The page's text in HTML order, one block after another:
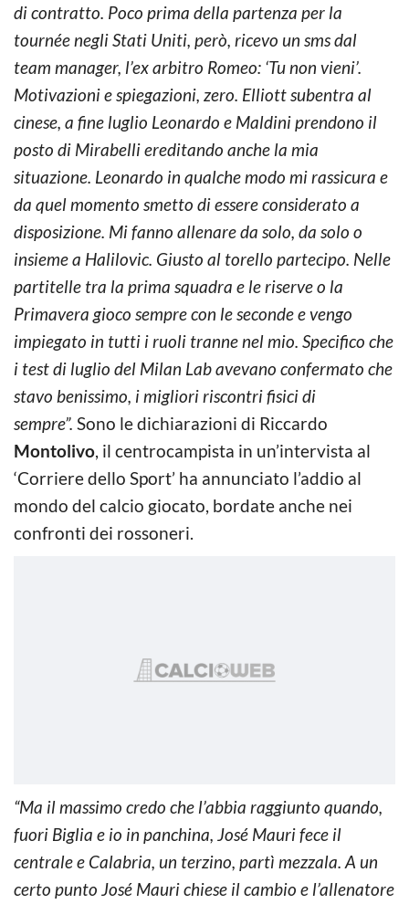
di contratto. Poco prima della partenza per la
tournée negli Stati Uniti, però, ricevo un sms dal
team manager, l’ex arbitro Romeo: ‘Tu non vieni’.
Motivazioni e spiegazioni, zero. Elliott subentra al
cinese, a fine luglio Leonardo e Maldini prendono il
posto di Mirabelli ereditando anche la mia
situazione. Leonardo in qualche modo mi rassicura e
da quel momento smetto di essere considerato a
disposizione. Mi fanno allenare da solo, da solo o
insieme a Halilovic. Giusto al torello partecipo. Nelle
partitelle tra la prima squadra e le riserve o la
Primavera gioco sempre con le seconde e vengo
impiegato in tutti i ruoli tranne nel mio. Specifico che
i test di luglio del Milan Lab avevano confermato che
stavo benissimo, i migliori riscontri fisici di
sempre”. Sono le dichiarazioni di Riccardo
Montolivo, il centrocampista in un’intervista al
‘Corriere dello Sport’ ha annunciato l’addio al
mondo del calcio giocato, bordate anche nei
confronti dei rossoneri.
“Ma il massimo credo che l’abbia raggiunto quando,
fuori Biglia e io in panchina, José Mauri fece il
centrale e Calabria, un terzino, partì mezzala. A un
certo punto José Mauri chiese il cambio e l’allenatore